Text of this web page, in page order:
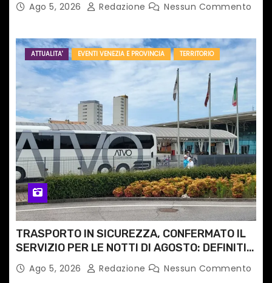
Ago 5, 2026 Redazione Nessun Commento
ATTUALITA' EVENTI VENEZIA E PROVINCIA TERRITORIO
TRASPORTO IN SICUREZZA, CONFERMATO IL
SERVIZIO PER LE NOTTI DI AGOSTO: DEFINITI
PERCORSI, FERMATE E ORARIO
Ago 5, 2026 Redazione Nessun Commento